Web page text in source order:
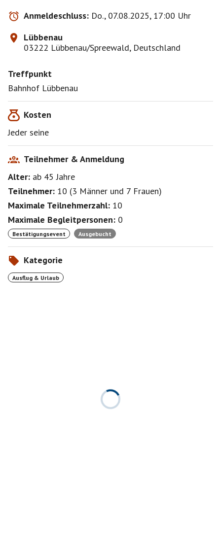
Größtenteils laufen wir am Flies im Schatten der
Erlen!
Im Biergarten unter einer Pergola direkt am
Spreewaldfließ können wir unseren Durst löschen
bevor es zurück über
Hier können wir z.B. ein Fischbrötchen einatmen 😊
Unsere Laufgeschwindigkeit liegt bei 4 Kilometer +/-
Die Reihenfolge der Anmeldung ist ohne Bedeutung.
Beobachtung der Wetterlage, ob das Event zum Start
Bis zum Eventbeginn wünsche ich eine gute Zeit und
Anmeldeschluss: Do., 07.08.2025, 17:00 Uhr
Lübbenau
03222 Lübbenau/Spreewald, Deutschland
Treffpunkt
Bahnhof Lübbenau
Kosten
Jeder seine
Teilnehmer & Anmeldung
Alter: ab 45Jahre
Teilnehmer: 10 (3 Männer und 7 Frauen)
Maximale Teilnehmerzahl: 10
Maximale Begleitpersonen: 0
Bestätigungsevent Ausgebucht
Kategorie
Ausflug & Urlaub